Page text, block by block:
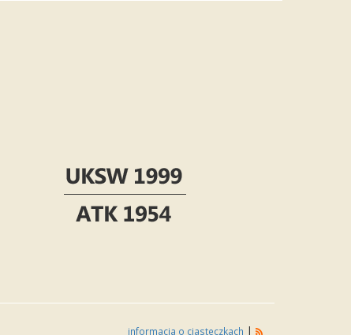
informacja o ciasteczkach |